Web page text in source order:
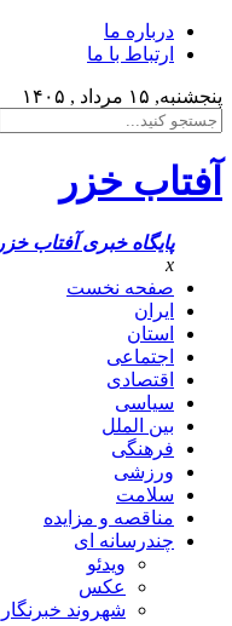
درباره ما
ارتباط با ما
پنجشنبه, ۱۵ مرداد , ۱۴۰۵
آفتاب خزر
پایگاه خبری آفتاب خزر
x
صفحه نخست
ایران
استان
اجتماعی
اقتصادی
سیاسی
بین الملل
فرهنگی
ورزشی
سلامت
مناقصه و مزایده
چندرسانه ای
ویدئو
عکس
شهروند خبرنگار